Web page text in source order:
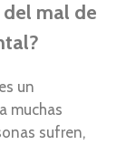
mal de
un
muchas
sufren,